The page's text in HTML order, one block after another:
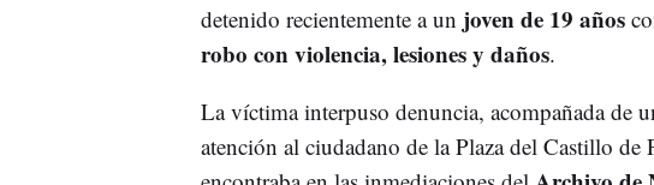
detenido recientemente a un joven de 19 años
robo con violencia, lesiones y daños.
La víctima interpuso denuncia, acompañada de
atención al ciudadano de la Plaza del Castillo de